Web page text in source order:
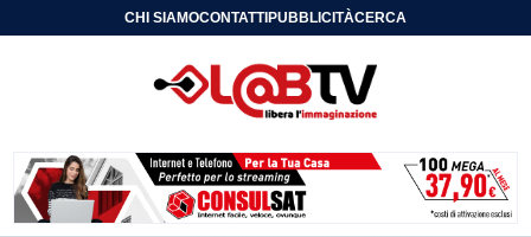
CHI SIAMOCONTATTIPUBBLICITÀCERCA